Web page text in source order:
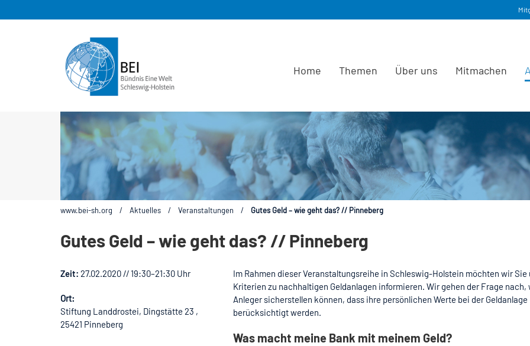
Home Themen Über uns Mitmachen
www.bei-sh.org / Aktuelles / Veranstaltungen / Gutes Geld – wie geht das? // Pinneberg
Gutes Geld – wie geht das? // Pinneberg
Zeit: 27.02.2020 // 19:30–21:30 Uhr
Ort:
Stiftung Landdrostei, Dingstätte 23 ,
25421 Pinneberg
Im Rahmen dieser Veranstaltungsreihe in Schleswig-Holstein möchten wir Sie
Kriterien zu nachhaltigen Geldanlagen informieren. Wir gehen der Frage nach,
Anleger sicherstellen können, dass ihre persönlichen Werte bei der Geldanlage
berücksichtigt werden.
Was macht meine Bank mit meinem Geld?